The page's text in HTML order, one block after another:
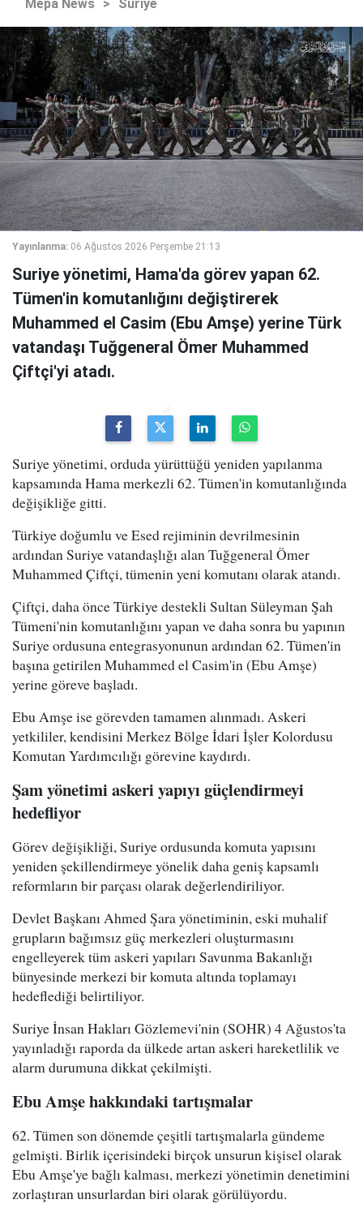
Mepa News > Suriye
Yayınlanma: 06 Ağustos 2026 Perşembe 21:13
Suriye yönetimi, Hama'da görev yapan 62.
Tümen'in komutanlığını değiştirerek
Muhammed el Casim (Ebu Amşe) yerine Türk
vatandaşı Tuğgeneral Ömer Muhammed
Çiftçi'yi atadı.
Suriye yönetimi, orduda yürüttüğü yeniden yapılanma
kapsamında Hama merkezli 62. Tümen'in komutanlığında
değişikliğe gitti.
Türkiye doğumlu ve Esed rejiminin devrilmesinin
ardından Suriye vatandaşlığı alan Tuğgeneral Ömer
Muhammed Çiftçi, tümenin yeni komutanı olarak atandı.
Çiftçi, daha önce Türkiye destekli Sultan Süleyman Şah
Tümeni'nin komutanlığını yapan ve daha sonra bu yapının
Suriye ordusuna entegrasyonunun ardından 62. Tümen'in
başına getirilen Muhammed el Casim'in (Ebu Amşe)
yerine göreve başladı.
Ebu Amşe ise görevden tamamen alınmadı. Askeri
yetkililer, kendisini Merkez Bölge İdari İşler Kolordusu
Komutan Yardımcılığı görevine kaydırdı.
Şam yönetimi askeri yapıyı güçlendirmeyi
hedefliyor
Görev değişikliği, Suriye ordusunda komuta yapısını
yeniden şekillendirmeye yönelik daha geniş kapsamlı
reformların bir parçası olarak değerlendiriliyor.
Devlet Başkanı Ahmed Şara yönetiminin, eski muhalif
grupların bağımsız güç merkezleri oluşturmasını
engelleyerek tüm askeri yapıları Savunma Bakanlığı
bünyesinde merkezi bir komuta altında toplamayı
hedeflediği belirtiliyor.
Suriye İnsan Hakları Gözlemevi'nin (SOHR) 4 Ağustos'ta
yayınladığı raporda da ülkede artan askeri hareketlilik ve
alarm durumuna dikkat çekilmişti.
Ebu Amşe hakkındaki tartışmalar
62. Tümen son dönemde çeşitli tartışmalarla gündeme
gelmişti. Birlik içerisindeki birçok unsurun kişisel olarak
Ebu Amşe'ye bağlı kalması, merkezi yönetimin denetimini
zorlaştıran unsurlardan biri olarak görülüyordu.